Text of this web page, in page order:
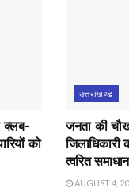
क्लब-
को
उत्तराखण्ड
जनता की
त्वरित समाधान
AUGUST 4,